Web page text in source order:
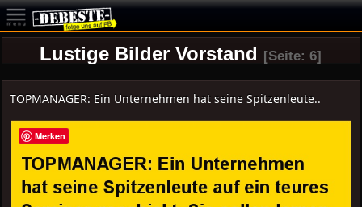
Lustige Bilder Vorstand [Seite: 6]
TOPMANAGER: Ein Unternehmen hat seine Spitzenleute..
Merken